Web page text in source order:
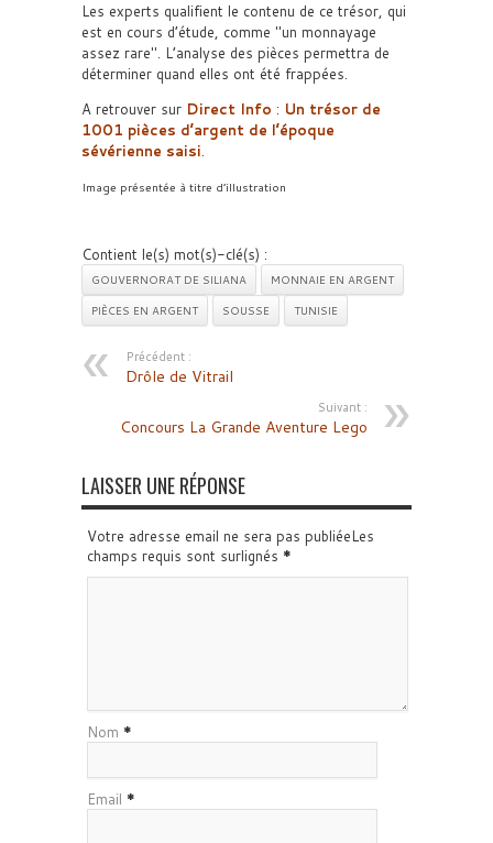
Les experts qualifient le contenu de ce trésor, qui
est en cours d’étude, comme
un monnayage
assez rare . L’analyse des pièces permettra de
déterminer quand elles ont été frappées.
A retrouver sur Direct Info : Un trésor de
1001 pièces d’argent de l’époque
sévérienne saisi.
Image présentée à titre d’illustration
Contient le(s) mot(s)-clé(s) :
GOUVERNORAT DE SILIANA
MONNAIE EN ARGENT
PIÈCES EN ARGENT
SOUSSE TUNISIE
Précédent :
Drôle de Vitrail
Suivant :
Concours La Grande Aventure Lego
LAISSER UNE RÉPONSE
Votre adresse email ne sera pas publiéeLes
champs requis sont surlignés *
Nom *
Email *